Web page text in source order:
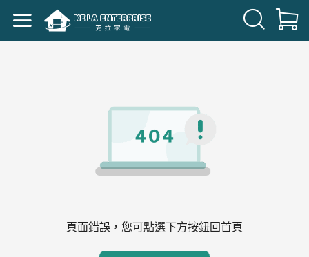
頁面錯誤，您可點選下方按鈕回首頁